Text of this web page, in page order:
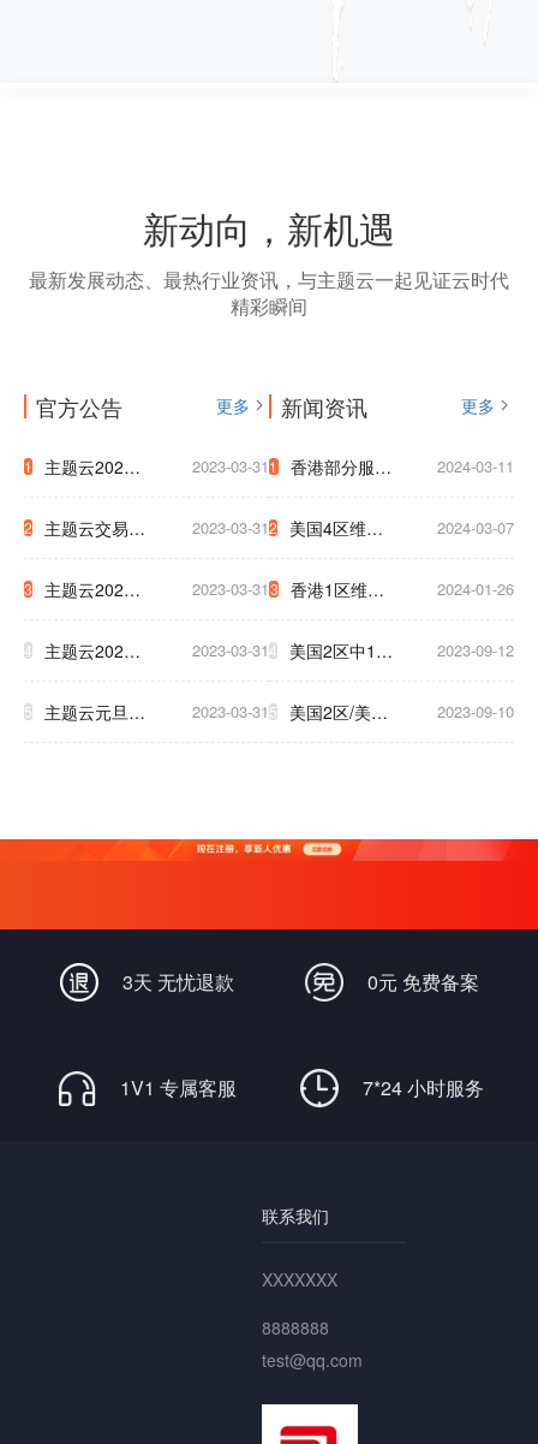
新动向，新机遇
最新发展动态、最热行业资讯，与主题云一起见证云时代
精彩瞬间
官方公告 更多
1 主题云2023
年中秋国庆放
假公告
2023-03-31
2 主题云交易支
付系统升级公
告
2023-03-31
3 主题云2023
年五一放假公
告
2023-03-31
4 主题云2023
年春节放假公
2023-03-31
5 主题云元旦大 2023-03-31
新闻资讯 更多
1 香港部分服务
器迁移通知
2024-03-11
2 美国4区维护
網路升級通知
至下午5点
2024-03-07
3 香港1区维护
3小时通知
2024-01-26
4 美国2区中1区
将于9.17号被
2023-09-12
5 美国2区/美国 2023-09-10
3天 无忧退款 0元 免费备案
1V1 专属客服 7*24 小时服务
联系我们
XXXXXXX
8888888
test@qq.com